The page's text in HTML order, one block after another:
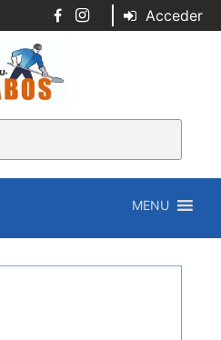
Acceder
MENU